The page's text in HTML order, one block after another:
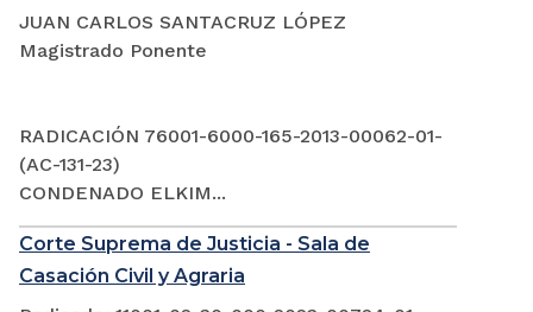
JUAN CARLOS SANTACRUZ LÓPEZ
Magistrado Ponente
RADICACIÓN 76001-6000-165-2013-00062-01-
(AC-131-23)
CONDENADO ELKIM...
Corte Suprema de Justicia - Sala de
Casación Civil y Agraria